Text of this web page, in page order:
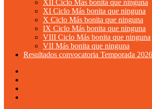
XII Ciclo Más bonita que ninguna
XI Ciclo Más bonita que ninguna
X Ciclo Más bonita que ninguna
IX Ciclo Más bonita que ninguna
VIII Ciclo Más bonita que ninguna
VII Más bonita que ninguna
Resultados convocatoria Temporada